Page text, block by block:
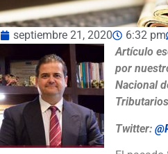
septiembre 21, 2020 6:32 pm
Artículo
por
Nacional
Twitter: